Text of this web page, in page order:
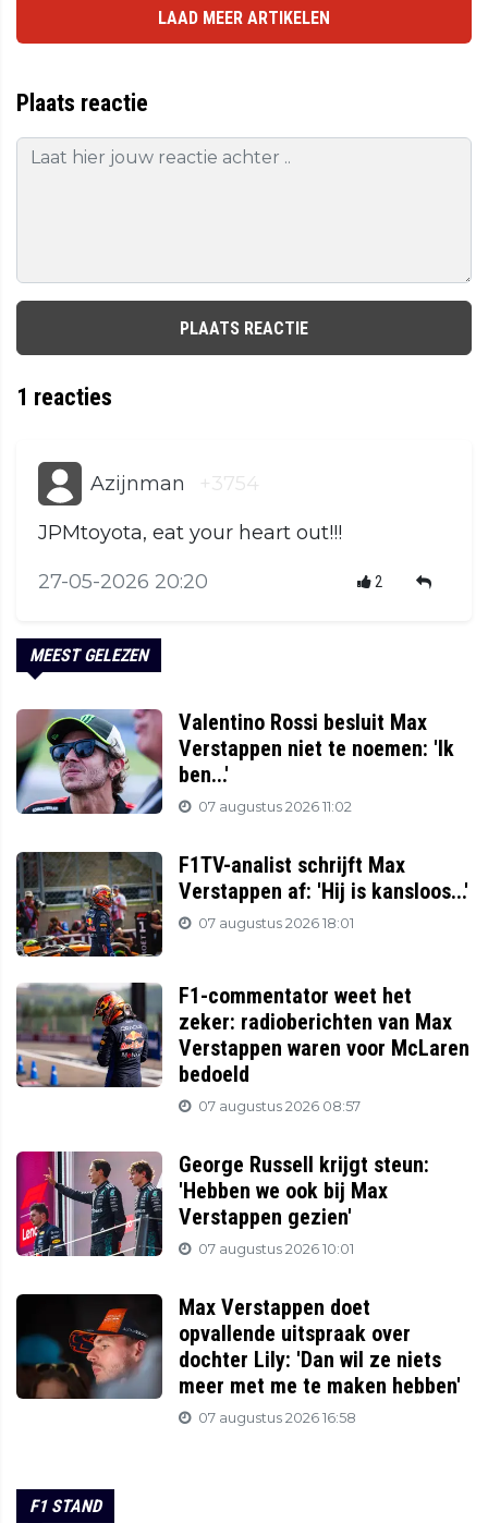
LAAD MEER ARTIKELEN
Plaats reactie
PLAATS REACTIE
1 reacties
Azijnman +3754
JPMtoyota, eat your heart out!!!
27-05-2026 20:20 2
MEEST GELEZEN
Valentino Rossi besluit Max
Verstappen niet te noemen: 'Ik
ben...'
07 augustus 2026 11:02
F1TV-analist schrijft Max
Verstappen af: 'Hij is kansloos...'
07 augustus 2026 18:01
F1-commentator weet het
zeker: radioberichten van Max
Verstappen waren voor McLaren
bedoeld
07 augustus 2026 08:57
George Russell krijgt steun:
'Hebben we ook bij Max
Verstappen gezien'
07 augustus 2026 10:01
Max Verstappen doet
opvallende uitspraak over
dochter Lily: 'Dan wil ze niets
meer met me te maken hebben'
07 augustus 2026 16:58
F1 STAND